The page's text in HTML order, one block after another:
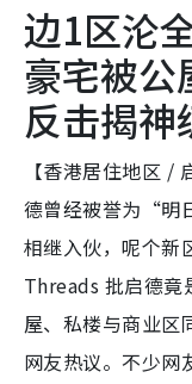
边1区沦
豪宅被公
反击揭神
【香港居住地区 /
德曾经被誉为“明
相继入伙，呢个新
Threads 批启德
屋、私楼与商业
网友热议。不少